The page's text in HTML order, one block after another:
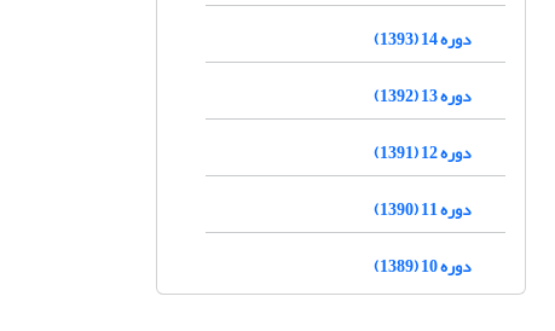
دوره 14 (1393)
دوره 13 (1392)
دوره 12 (1391)
دوره 11 (1390)
دوره 10 (1389)